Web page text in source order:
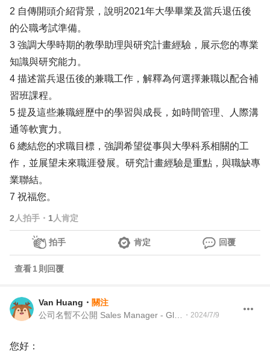
2 自傳開頭介紹背景，說明2021年大學畢業及當兵退伍後
的公職考試準備。
3 強調大學時期的教學助理與研究計畫經驗，展示您的專業
知識與研究能力。
4 描述當兵退伍後的兼職工作，解釋為何選擇兼職以配合補
習班課程。
5 提及這些兼職經歷中的學習與成長，如時間管理、人際溝
通等軟實力。
6 總結您的求職目標，強調希望從事與大學科系相關的工
作，並展望未來職涯發展。研究計畫經驗是重點，與職缺專
業聯結。
7 祝福您。
2 人拍手 ・ 1 人肯定
拍手 肯定 回覆
查看1 則回覆
Van Huang ・ 關注
・ 2024/7/9
您好：